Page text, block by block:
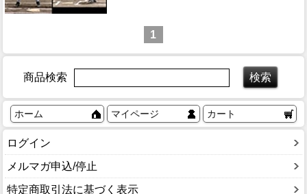
1
商品検索
ホーム マイページ カート
ログイン
メルマガ申込/停止
特定商取引法に基づく表示